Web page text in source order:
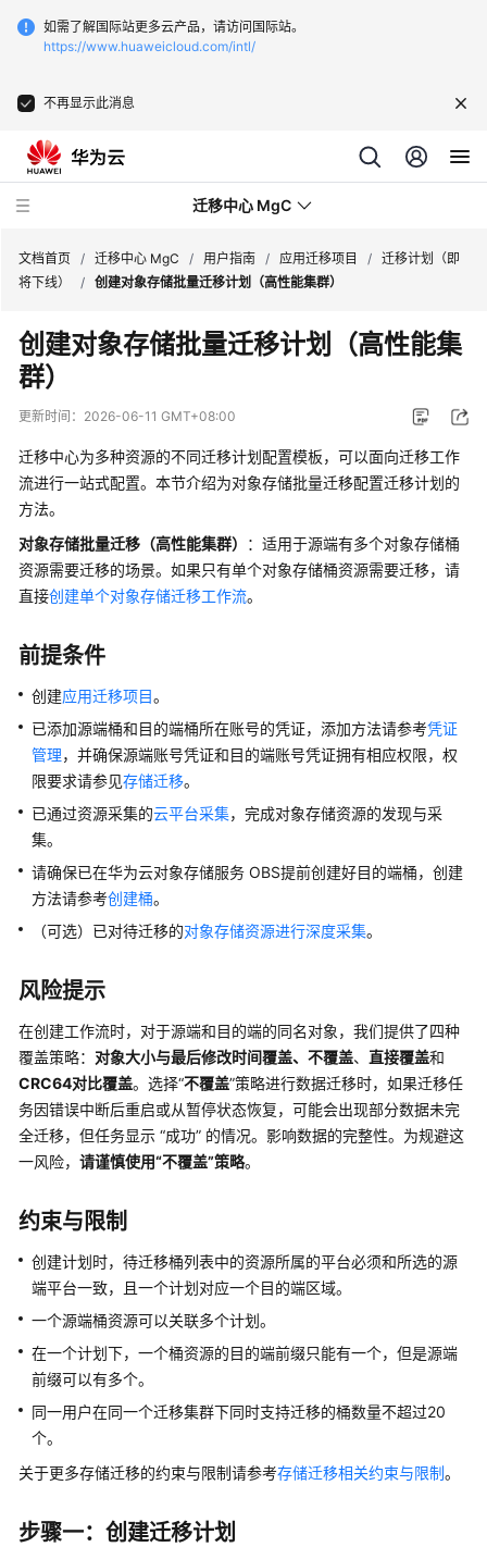
如需了解国际站更多云产品，请访问国际站。
https://www.huaweicloud.com/intl/
不再显示此消息
迁移中心 MgC
最
新
动
产
品
介
绍
快
速
门
用
指
南
总
权
管
置
管
理
应
用
项
目
用
迁
移
目
能
文档首页 / 迁移中心 MgC / 用户指南 / 应用迁移项目 / 迁移计划（即
将下线）
/ 创建对象存储批量迁移计划（高性能集群）
创建对象存储批量迁移计划（高性能集
群）
更新时间： 2026-06-11 GMT+08:00
迁移中心为多种资源的不同迁移计划配置模板，可以面向迁移工作
流进行一站式配置。本节介绍为对象存储批量迁移配置迁移计划的
方法。
对象存储批量迁移 （高性能集群）
：适用于源端有多个对象存储桶
资源需要迁移的场景。如果只有单个对象存储桶资源需要迁移，请
直接创建单个对象存储迁移工作流。
前提条件
创建应用迁移项目。
已添加源端桶和目的端桶所在账号的凭证，添加方法请参考凭证
管理，并确保源端账号凭证和目的端账号凭证拥有相应权限，权
限要求请参见存储迁移。
已通过资源采集的云平台采集，完成对象存储资源的发现与采
集。
请确保已在华为云对象存储服务 OBS提前创建好目的端桶，创建
方法请参考创建桶。
（可选）已对待迁移的对象存储资源进行深度采集。
风险提示
在创建工作流时，对于源端和目的端的同名对象，我们提供了四种
覆盖策略： 对象大小与最后修改时间覆盖、 不覆盖、 直接覆盖和
CRC64对比覆盖。选择“不覆盖”策略进行数据迁移时，如果迁移任
务因错误中断后重启或从暂停状态恢复，可能会出现部分数据未完
全迁移，但任务显示 “成功” 的情况。影响数据的完整性。为规避这
一风险， 请谨慎使用“不覆盖”策略。
约束与限制
创建计划时，待迁移桶列表中的资源所属的平台必须和所选的源
端平台一致，且一个计划对应一个目的端区域。
一个源端桶资源可以关联多个计划。
在一个计划下，一个桶资源的目的端前缀只能有一个，但是源端
前缀可以有多个。
同一用户在同一个迁移集群下同时支持迁移的桶数量不超过20
个。
关于更多存储迁移的约束与限制请参考存储迁移相关约束与限制。
步骤一：创建迁移计划